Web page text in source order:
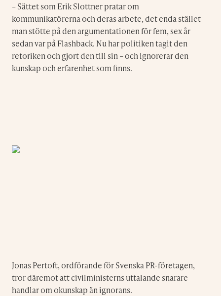
– Sättet som Erik Slottner pratar om
kommunikatörerna och deras arbete, det enda stället
man stötte på den argumentationen för fem, sex år
sedan var på Flashback. Nu har politiken tagit den
retoriken och gjort den till sin – och ignorerar den
kunskap och erfarenhet som finns.
Jonas Pertoft, ordförande för Svenska PR-företagen,
tror däremot att civilministerns uttalande snarare
handlar om okunskap än ignorans.